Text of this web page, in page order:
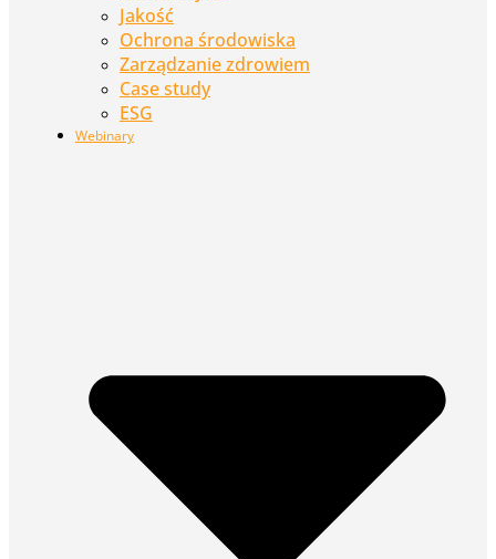
Jakość
Ochrona środowiska
Zarządzanie zdrowiem
Case study
ESG
Webinary